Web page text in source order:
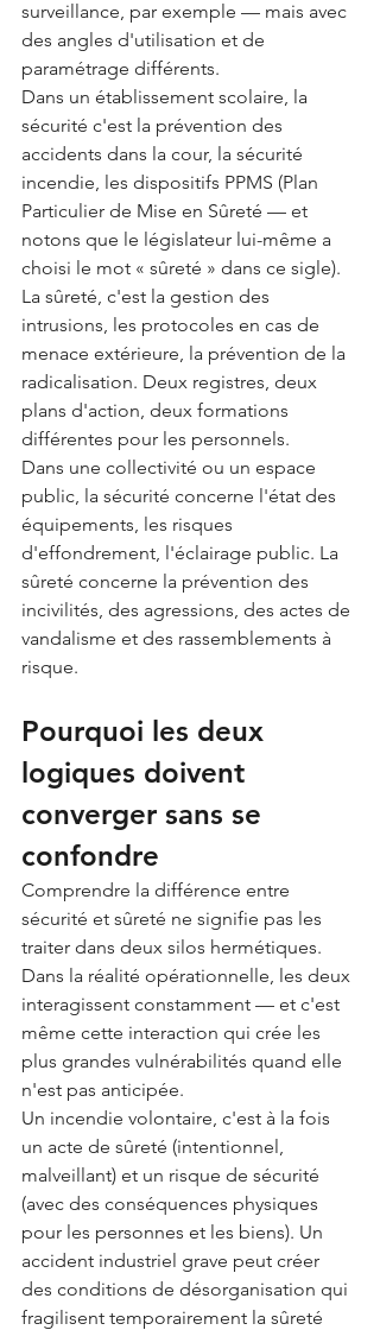
surveillance, par exemple — mais avec
des angles d'utilisation et de
paramétrage différents.
Dans un établissement scolaire, la
sécurité c'est la prévention des
accidents dans la cour, la sécurité
incendie, les dispositifs PPMS (Plan
Particulier de Mise en Sûreté — et
notons que le législateur lui-même a
choisi le mot « sûreté » dans ce sigle).
La sûreté, c'est la gestion des
intrusions, les protocoles en cas de
menace extérieure, la prévention de la
radicalisation. Deux registres, deux
plans d'action, deux formations
différentes pour les personnels.
Dans une collectivité ou un espace
public, la sécurité concerne l'état des
équipements, les risques
d'effondrement, l'éclairage public. La
sûreté concerne la prévention des
incivilités, des agressions, des actes de
vandalisme et des rassemblements à
risque.
Pourquoi les deux
logiques doivent
converger sans se
confondre
Comprendre la différence entre
sécurité et sûreté ne signifie pas les
traiter dans deux silos hermétiques.
Dans la réalité opérationnelle, les deux
interagissent constamment — et c'est
même cette interaction qui crée les
plus grandes vulnérabilités quand elle
n'est pas anticipée.
Un incendie volontaire, c'est à la fois
un acte de sûreté (intentionnel,
malveillant) et un risque de sécurité
(avec des conséquences physiques
pour les personnes et les biens). Un
accident industriel grave peut créer
des conditions de désorganisation qui
fragilisent temporairement la sûreté